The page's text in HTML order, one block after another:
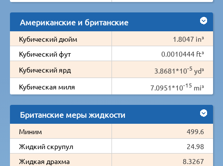
Американские и британские
Кубический дюйм
1.8047 in³
Кубический фут
0.0010444 ft³
Кубический ярд
3.8681*10-5 yd³
Кубическая миля
7.0951*10-15 mi³
Британские меры жидкости
Миним
499.6
Жидкий скрупул
24.98
Жидкая драхма
8.3267